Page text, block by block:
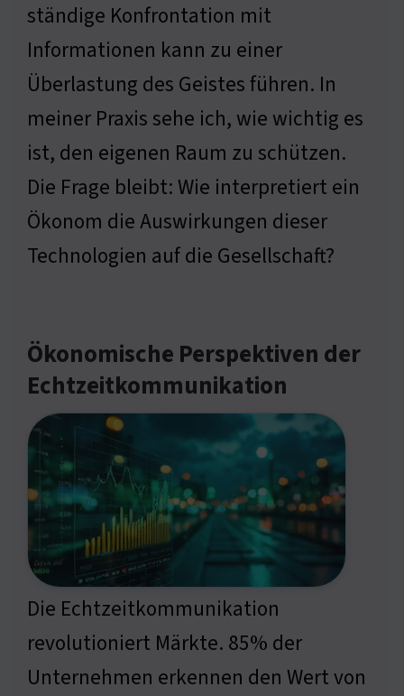
ständige Konfrontation mit
Informationen kann zu einer
Überlastung des Geistes führen. In
meiner Praxis sehe ich, wie wichtig es
ist, den eigenen Raum zu schützen.
Die Frage bleibt: Wie interpretiert ein
Ökonom die Auswirkungen dieser
Technologien auf die Gesellschaft?
Ökonomische Perspektiven der
Echtzeitkommunikation
Die Echtzeitkommunikation
revolutioniert Märkte. 85% der
Unternehmen erkennen den Wert von